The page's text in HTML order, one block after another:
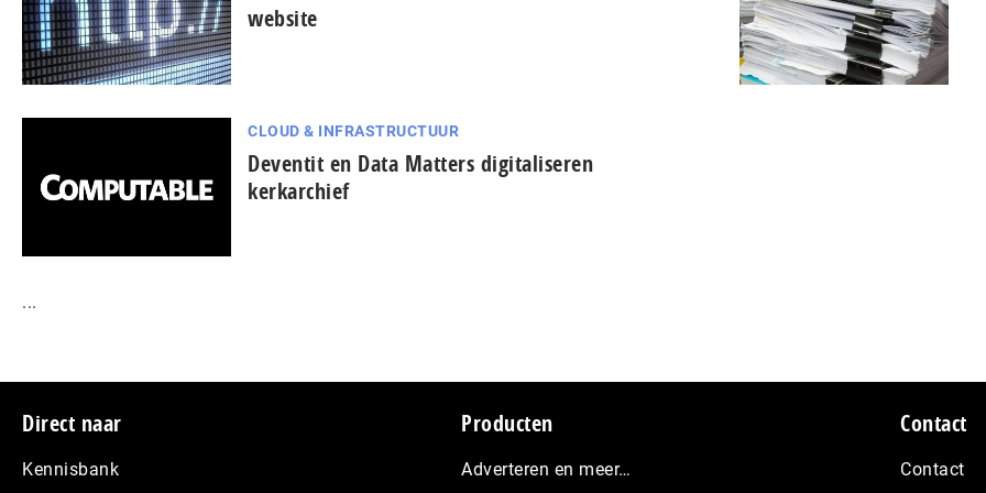
website
CLOUD & INFRASTRUCTUUR
Deventit en Data Matters digitaliseren
kerkarchief
...
Footer
Direct naar
Kennisbank
Producten
Adverteren en meer…
Contact
Contact